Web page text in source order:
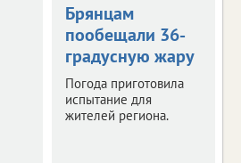
Брянцам
пообещали 36-
градусную жару
Погода приготовила
испытание для
жителей региона.